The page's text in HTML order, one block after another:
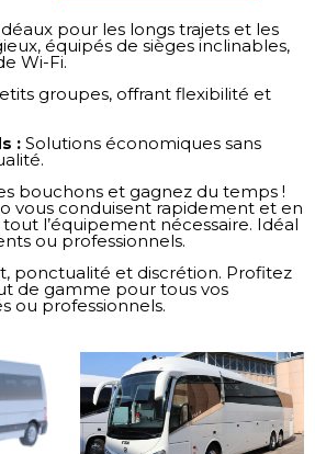
pour les longs trajets et les
équipés de sièges inclinables,
Wi-Fi.
groupes, offrant flexibilité et
: Solutions économiques sans
bouchons et gagnez du temps !
vous conduisent rapidement et en
l’équipement nécessaire. Idéal
ou professionnels.
ponctualité et discrétion. Profitez
de gamme pour tous vos
ou professionnels.